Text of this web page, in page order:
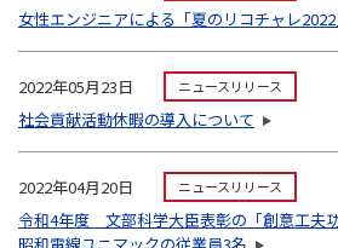
女性エンジニアによる「夏のリコチャレ
2022年05月23日 ニュースリリース
社会貢献活動休暇の導入について
2022年04月20日 ニュースリリース
令和4年度 文部科学大臣表彰の「創意工夫